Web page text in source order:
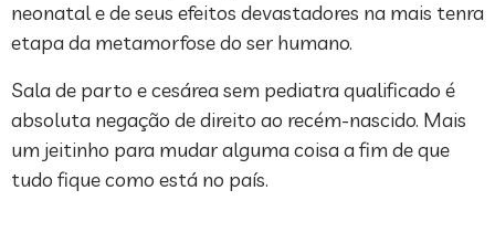
neonatal e de seus efeitos devastadores na mais tenra
etapa da metamorfose do ser humano.
Sala de parto e cesárea sem pediatra qualificado é
absoluta negação de direito ao recém-nascido. Mais
um jeitinho para mudar alguma coisa a fim de que
tudo fique como está no país.